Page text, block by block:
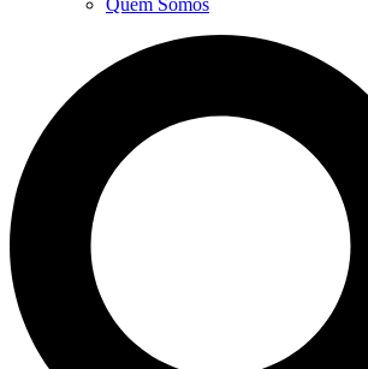
Quem Somos